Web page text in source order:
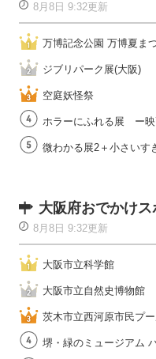
8月8日 9:32更新
万博記念公園 万博夏ま
ジブリパーク展(大阪)
空庭妖怪祭
ホラーにふれる展 ー映
微わかる展2＋小さいす
大阪府おでかけ
8月8日 9:32更新
大阪市立科学館
大阪市立自然史博物館
茨木市立西河原市民プ
堺・緑のミュージアム